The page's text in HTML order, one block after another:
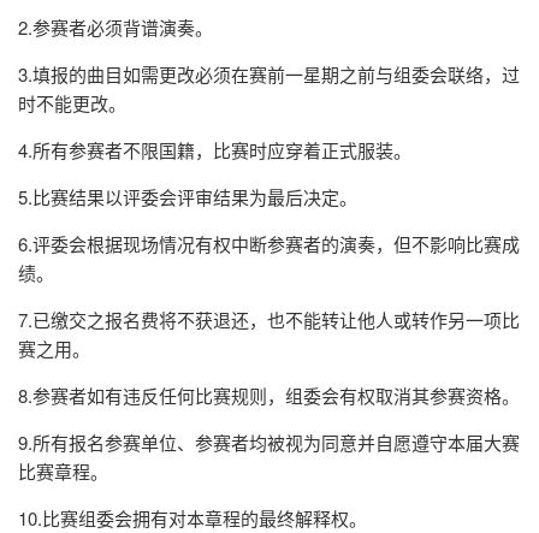
2.参赛者必须背谱演奏。
3.填报的曲目如需更改必须在赛前一星期之前与组委会联络，过
时不能更改。
4.所有参赛者不限国籍，比赛时应穿着正式服装。
5.比赛结果以评委会评审结果为最后决定。
6.评委会根据现场情况有权中断参赛者的演奏，但不影响比赛成
绩。
7.已缴交之报名费将不获退还，也不能转让他人或转作另一项比
赛之用。
8.参赛者如有违反任何比赛规则，组委会有权取消其参赛资格。
9.所有报名参赛单位、参赛者均被视为同意并自愿遵守本届大赛
比赛章程。
10.比赛组委会拥有对本章程的最终解释权。